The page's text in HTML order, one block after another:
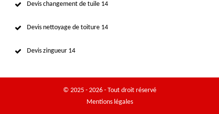
Devis changement de tuile 14
Devis nettoyage de toiture 14
Devis zingueur 14
© 2025 - 2026 - Tout droit réservé
Mentions légales